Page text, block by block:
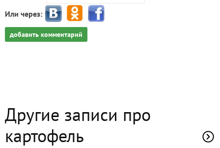
Или через:
добавить комментарий
Другие записи про
картофель